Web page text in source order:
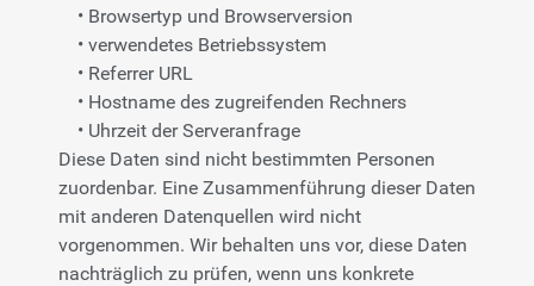
• Browsertyp und Browserversion
• verwendetes Betriebssystem
• Referrer URL
• Hostname des zugreifenden Rechners
• Uhrzeit der Serveranfrage
Diese Daten sind nicht bestimmten Personen
zuordenbar. Eine Zusammenführung dieser Daten
mit anderen Datenquellen wird nicht
vorgenommen. Wir behalten uns vor, diese Daten
nachträglich zu prüfen, wenn uns konkrete